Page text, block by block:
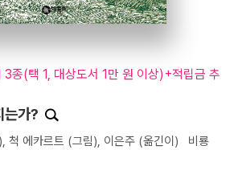
3종(택 1, 대상도서 1만 원 이상)+적립금 추
는가?
척 에카르트 (그림), 이은주 (옮긴이) 비룡